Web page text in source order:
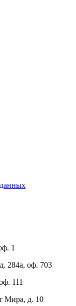
1
284а, оф. 703
111
Мира, д. 10